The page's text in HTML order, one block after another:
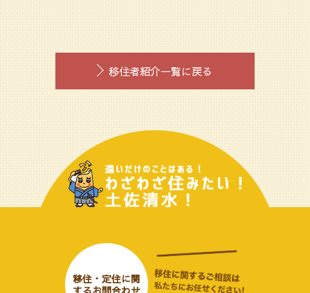
移住者紹介一覧に戻る
移住・定住に関
するお問合わせ